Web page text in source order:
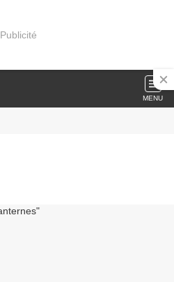
Publicité
MENU